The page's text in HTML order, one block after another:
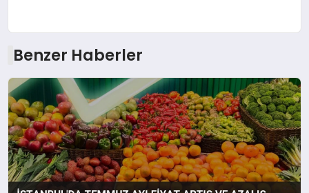
Benzer Haberler